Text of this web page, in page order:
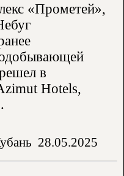
«Прометей»,
в
Hotels,
28.05.2025